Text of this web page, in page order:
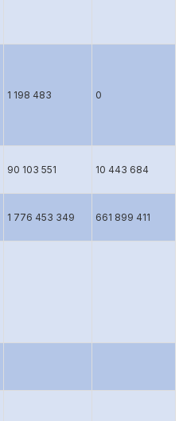
1 198 483 0
90 103 551 10 443 684
1 776 453 349 661 899 411